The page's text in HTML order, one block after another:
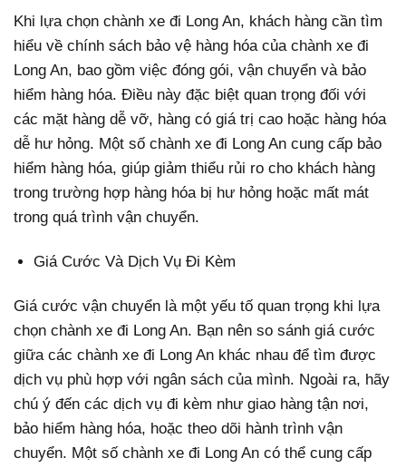
Khi lựa chọn chành xe đi Long An, khách hàng cần tìm
hiểu về chính sách bảo vệ hàng hóa của chành xe đi
Long An, bao gồm việc đóng gói, vận chuyển và bảo
hiểm hàng hóa. Điều này đặc biệt quan trọng đối với
các mặt hàng dễ vỡ, hàng có giá trị cao hoặc hàng hóa
dễ hư hỏng. Một số chành xe đi Long An cung cấp bảo
hiểm hàng hóa, giúp giảm thiểu rủi ro cho khách hàng
trong trường hợp hàng hóa bị hư hỏng hoặc mất mát
trong quá trình vận chuyển.
Giá Cước Và Dịch Vụ Đi Kèm
Giá cước vận chuyển là một yếu tố quan trọng khi lựa
chọn chành xe đi Long An. Bạn nên so sánh giá cước
giữa các chành xe đi Long An khác nhau để tìm được
dịch vụ phù hợp với ngân sách của mình. Ngoài ra, hãy
chú ý đến các dịch vụ đi kèm như giao hàng tận nơi,
bảo hiểm hàng hóa, hoặc theo dõi hành trình vận
chuyển. Một số chành xe đi Long An có thể cung cấp